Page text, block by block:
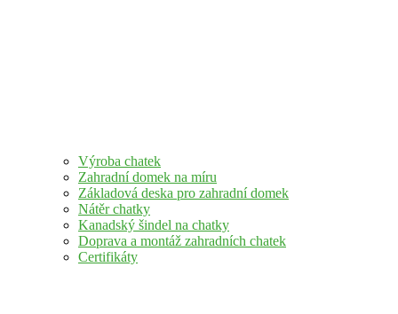
Výroba chatek
Zahradní domek na míru
Základová deska pro zahradní domek
Nátěr chatky
Kanadský šindel na chatky
Doprava a montáž zahradních chatek
Certifikáty